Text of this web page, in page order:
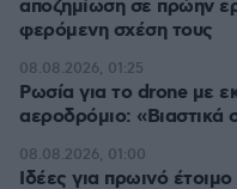
αποζημίωση σε πρώην
φερόμενη σχέση τους
Ρωσία για το drone με
αεροδρόμιο: «Βιαστικά
08.08.2026, 01:25
Ιδέες για πρωινό
08.08.2026, 01:00